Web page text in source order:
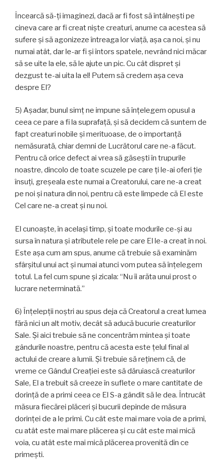
Încearcă să-ţi imaginezi, dacă ar fi fost să întâlnești pe
cineva care ar fi creat nişte creaturi, anume ca acestea să
sufere şi să agonizeze întreaga lor viaţă, aşa ca noi, și nu
numai atât, dar le-ar fi și întors spatele, nevrând nici măcar
să se uite la ele, să le ajute un pic. Cu cât dispret și
dezgust te-ai uita la el! Putem să credem așa ceva
despre El?
5) Aşadar, bunul simț ne impune să înțelegem opusul a
ceea ce pare a fi la suprafață, și să decidem că suntem de
fapt creaturi nobile și merituoase, de o importanță
nemăsurată, chiar demni de Lucrătorul care ne-a făcut.
Pentru că orice defect ai vrea să găsești în trupurile
noastre, dincolo de toate scuzele pe care ţi le-ai oferi ţie
însuţi, greşeala este numai a Creatorului, care ne-a creat
pe noi și natura din noi, pentru că este limpede că El este
Cel care ne-a creat și nu noi.
El cunoaşte, în acelaşi timp, şi toate modurile ce-şi au
sursa în natura și atributele rele pe care El le-a creat în noi.
Este așa cum am spus, anume că trebuie să examinăm
sfârșitul unui act și numai atunci vom putea să înțelegem
totul. La fel cum spune și zicala: “Nu îi arăta unui prost o
lucrare neterminată.”
6) Înțelepții noștri au spus deja că Creatorul a creat lumea
fără nici un alt motiv, decât să aducă bucurie creaturilor
Sale. Și aici trebuie să ne concentrăm mintea și toate
gândurile noastre, pentru că acesta este țelul final al
actului de creare a lumii. Și trebuie să reținem că, de
vreme ce Gândul Creației este să dăruiască creaturilor
Sale, El a trebuit să creeze în suflete o mare cantitate de
dorință de a primi ceea ce El S-a gândit să le dea. Întrucât
măsura fiecărei plăceri și bucurii depinde de măsura
dorinței de a le primi. Cu cât este mai mare voia de a primi,
cu atât este mai mare plăcerea și cu cât este mai mică
voia, cu atât este mai mică plăcerea provenită din ce
primești.